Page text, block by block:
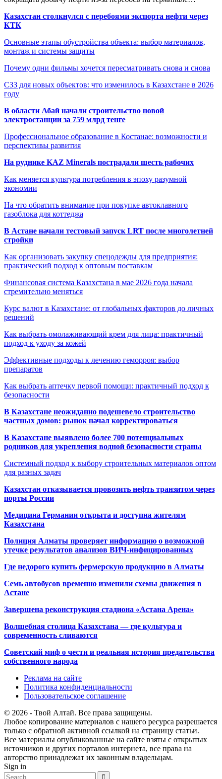
Казахстан столкнулся с перебоями экспорта нефти через
КТК
Основные этапы обустройства объекта: выбор материалов,
монтаж и системы защиты
Почему одни фильмы хочется пересматривать снова и снова
СЗЗ для новых объектов: что изменилось в Казахстане в 2026
году
В области Абай начали строительство новой
электростанции за 759 млрд тенге
Профессиональное образование в Костанае: возможности и
перспективы развития
На руднике KAZ Minerals пострадали шесть рабочих
Как меняется культура потребления в эпоху разумной
экономии
На что обратить внимание при покупке автоклавного
газоблока для коттеджа
В Астане начали тестовый запуск LRT после многолетней
стройки
Как организовать закупку спецодежды для предприятия:
практический подход к оптовым поставкам
Финансовая система Казахстана в мае 2026 года начала
стремительно меняться
Курс валют в Казахстане: от глобальных факторов до личных
решений
Как выбрать омолаживающий крем для лица: практичный
подход к уходу за кожей
Эффективные подходы к лечению геморроя: выбор
препаратов
Как выбрать аптечку первой помощи: практичный подход к
безопасности
В Казахстане неожиданно подешевело строительство
частных домов: рынок начал корректироваться
В Казахстане выявлено более 700 потенциальных
родников для укрепления водной безопасности страны
Системный подход к выбору строительных материалов оптом
для разных задач
Казахстан отказывается провозить нефть транзитом через
порты России
Медицина Германии открыта и доступна жителям
Казахстана
Полиция Алматы проверяет информацию о возможной
утечке результатов анализов ВИЧ-инфицированных
Где недорого купить фермерскую продукцию в Алматы
Семь автобусов временно изменили схемы движения в
Астане
Завершена реконструкция стадиона «Астана Арена»
Волшебная столица Казахстана — где культура и
современность сливаются
Советский миф о чести и реальная история предательства
собственного народа
Реклама на сайте
Политика конфиденциальности
Пользовательское соглашение
© 2026 - Твой Алтай. Все права защищены.
Любое копирование материалов с нашего ресурса разрешается
только с обратной активной ссылкой на страницу статьи.
Все материалы опубликованные на сайте взяты с открытых
источников и других порталов интернета, все права на
авторство принадлежат их законным владельцам.
Sign in